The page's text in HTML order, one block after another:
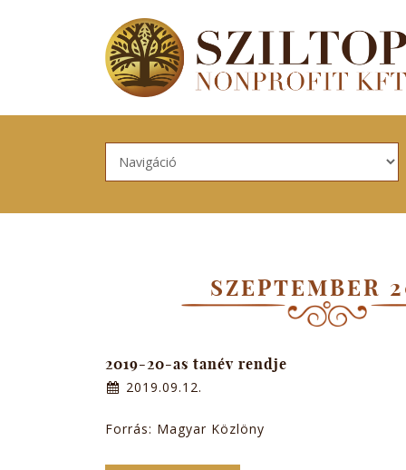
SZEPTEMBER
2019-20-as tanév rendje
2019.09.12.
Forrás: Magyar Közlöny